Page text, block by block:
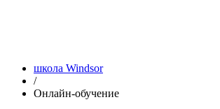
школа Windsor
/
Онлайн-обучение